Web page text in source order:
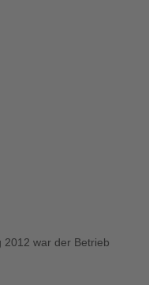
2012 war der Betrieb